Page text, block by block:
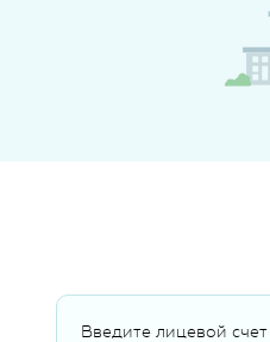
Введите лицевой счет